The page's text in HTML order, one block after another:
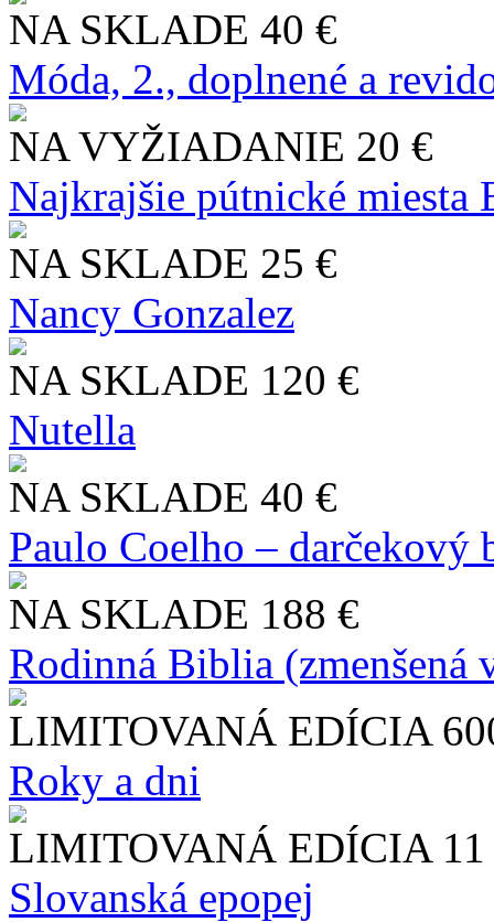
NA SKLADE 40 €
Móda, 2., doplnené a
NA VYŽIADANIE 20 €
Najkrajšie pútnické miesta
NA SKLADE 25 €
Nancy Gonzalez
NA SKLADE 120 €
Nutella
NA SKLADE 40 €
Paulo Coelho – darčekový
NA SKLADE 188 €
Rodinná Biblia (zmenšená
LIMITOVANÁ EDÍCIA
Roky a dni
LIMITOVANÁ EDÍCIA
Slo​vanská epopej